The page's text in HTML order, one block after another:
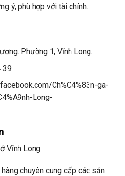
ý, phù hợp với tài chính.
Phường 1, Vĩnh Long.
39
Ch%C4%83n-ga-
Long-
Vĩnh Long
chuyên cung cấp các sản